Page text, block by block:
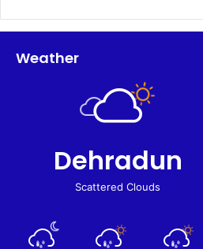
Weather
Dehradun
Scattered Clouds